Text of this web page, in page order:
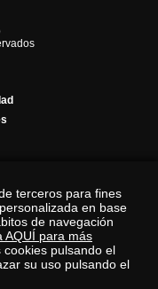
terceros para fines
en base
de navegación
AQUÍ para más
pulsando el
su uso pulsando el